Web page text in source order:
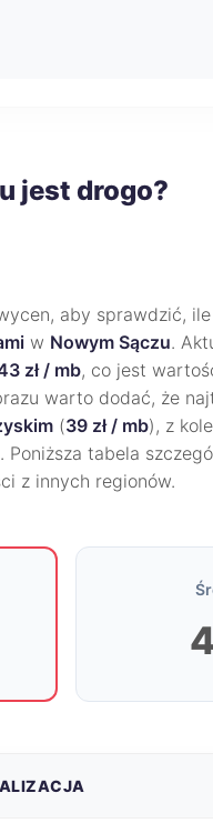
jest drogo?
aby sprawdzić,
w Nowym Sączu.
zł / mb, co jest
warto dodać, że
(39 zł / mb), z
Poniższa tabela
z innych regionów.